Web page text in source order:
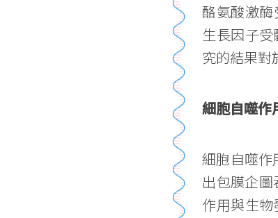
酪氨酸激
生長因子
究的結果
細胞自噬
細胞自噬作
出包膜企
作用與生